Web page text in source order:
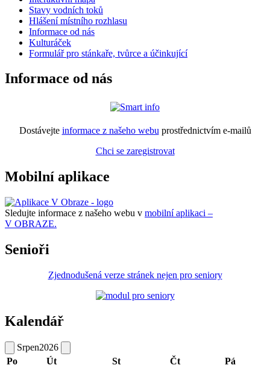
Stavy vodních toků
Hlášení místního rozhlasu
Informace od nás
Kulturáček
Formulář pro stánkaře, tvůrce a účinkující
Informace od nás
Dostávejte informace z našeho webu prostřednictvím e-mailů
Chci se zaregistrovat
Mobilní aplikace
Sledujte informace z našeho webu v mobilní aplikaci –
V OBRAZE.
Senioři
Zjednodušená verze stránek nejen pro seniory
Kalendář
Srpen2026
Po
Út St Čt Pá